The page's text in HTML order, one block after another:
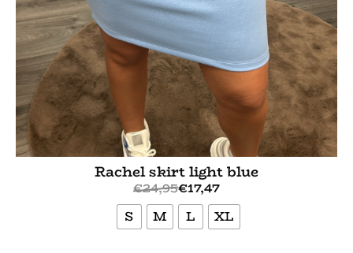
Rachel skirt light blue
€24,95€17,47
S
M L XL